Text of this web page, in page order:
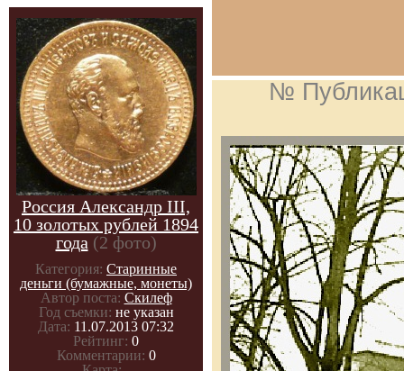
Россия Александр III,
10 золотых рублей 1894
года (2 фото)
Категория: Старинные
деньги (бумажные, монеты)
Автор поста: Скилеф
Год съемки: не указан
Дата: 11.07.2013 07:32
Рейтинг: 0
Комментарии: 0
№